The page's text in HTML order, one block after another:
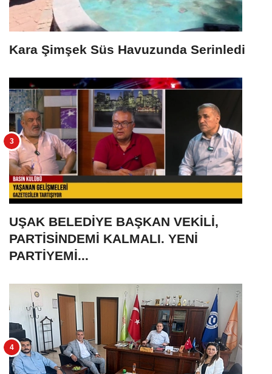
Kara Şimşek Süs Havuzunda Serinledi
UŞAK BELEDİYE BAŞKAN VEKİLİ,
PARTİSİNDEMİ KALMALI. YENİ
PARTİYEMİ...